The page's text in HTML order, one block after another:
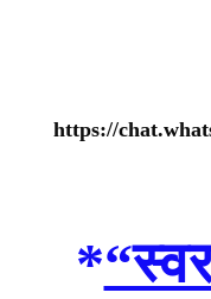
https://
*